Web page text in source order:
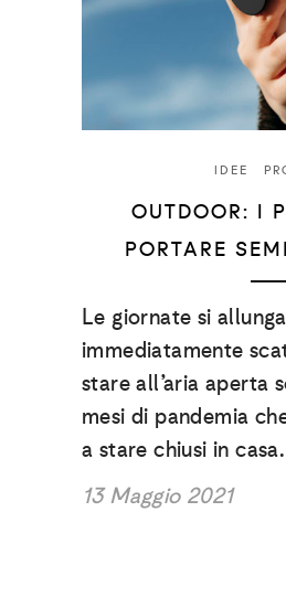
IDEE
OUTDOOR: I
PORTARE
Le giornate si
immediatamente
stare all’aria aperta
mesi di pandemia
a stare chiusi in
13 Maggio 2021